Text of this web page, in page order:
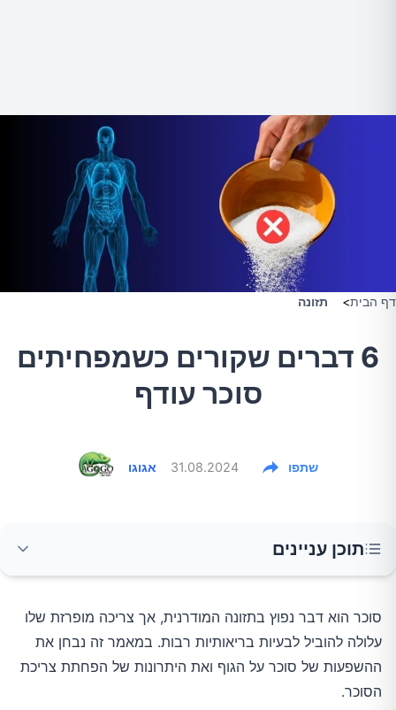
דף הבית> תזונה
6 דברים שקורים כשמפחיתים
סוכר עודף
אגוגו 31.08.2024 שתפו
תוכן עניינים
ההשפעות השליליות של צריכת סוכר עודפת
מה קורה כשמפחיתים צריכת סוכר?
הסוכר.